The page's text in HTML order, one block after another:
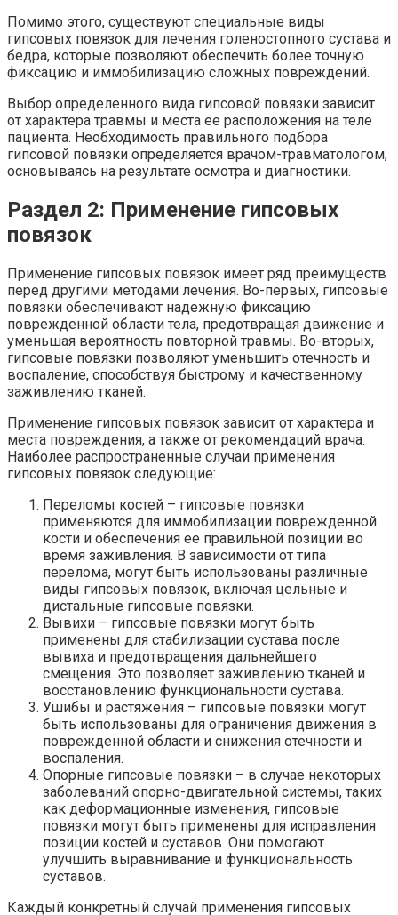
Помимо этого, существуют специальные виды
гипсовых повязок для лечения голеностопного сустава и
бедра, которые позволяют обеспечить более точную
фиксацию и иммобилизацию сложных повреждений.
Выбор определенного вида гипсовой повязки зависит
от характера травмы и места ее расположения на теле
пациента. Необходимость правильного подбора
гипсовой повязки определяется врачом-травматологом,
основываясь на результате осмотра и диагностики.
Раздел 2: Применение гипсовых
повязок
Применение гипсовых повязок имеет ряд преимуществ
перед другими методами лечения. Во-первых, гипсовые
повязки обеспечивают надежную фиксацию
поврежденной области тела, предотвращая движение и
уменьшая вероятность повторной травмы. Во-вторых,
гипсовые повязки позволяют уменьшить отечность и
воспаление, способствуя быстрому и качественному
заживлению тканей.
Применение гипсовых повязок зависит от характера и
места повреждения, а также от рекомендаций врача.
Наиболее распространенные случаи применения
гипсовых повязок следующие:
Переломы костей – гипсовые повязки
применяются для иммобилизации поврежденной
кости и обеспечения ее правильной позиции во
время заживления. В зависимости от типа
перелома, могут быть использованы различные
виды гипсовых повязок, включая цельные и
дистальные гипсовые повязки.
Вывихи – гипсовые повязки могут быть
применены для стабилизации сустава после
вывиха и предотвращения дальнейшего
смещения. Это позволяет заживлению тканей и
восстановлению функциональности сустава.
Ушибы и растяжения – гипсовые повязки могут
быть использованы для ограничения движения в
поврежденной области и снижения отечности и
воспаления.
Опорные гипсовые повязки – в случае некоторых
заболеваний опорно-двигательной системы, таких
как деформационные изменения, гипсовые
повязки могут быть применены для исправления
позиции костей и суставов. Они помогают
улучшить выравнивание и функциональность
суставов.
Каждый конкретный случай применения гипсовых